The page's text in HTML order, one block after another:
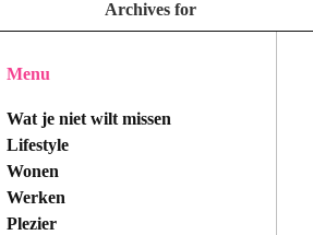
Archives for
Menu
Wat je niet wilt missen
Lifestyle
Wonen
Werken
Plezier